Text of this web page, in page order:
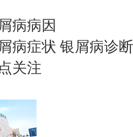
病病因
病症状 银屑病诊断
关注